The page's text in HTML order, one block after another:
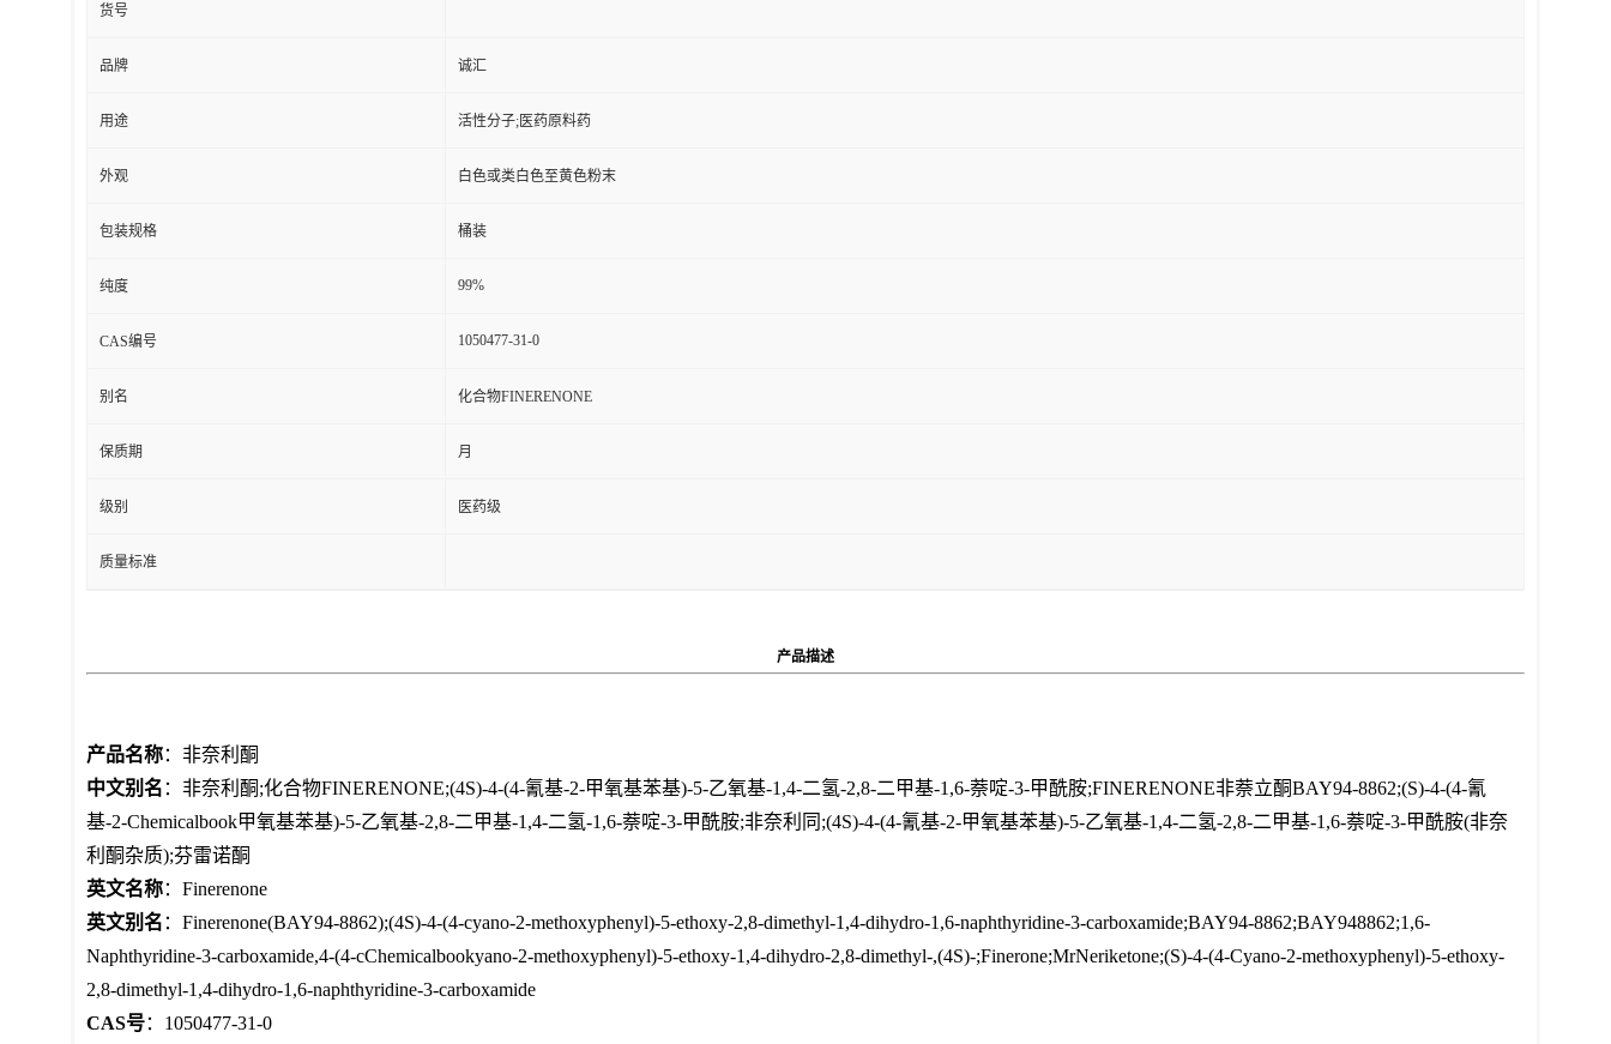
货号
品牌 诚汇
用途 活性分子;医药原料药
外观 白色或类白色至黄色粉末
包装规格 桶装
纯度 99%
CAS编号 1050477-31-0
别名 化合物FINERENONE
保质期 月
级别 医药级
质量标准
产品描述
产品名称：非奈利酮
中文别名 ：非奈利酮;化合物FINERENONE;(4S)-4-(4-氰基-2-甲氧基苯基)-5-乙氧基-1,4-二氢-2,8-二甲基-1,6-萘啶-3-甲酰胺;FINERENONE非萘立酮BAY94-8862;(S)-4-(4-氰
基-2-Chemicalbook甲氧基苯基)-5-乙氧基-2,8-二甲基-1,4-二氢-1,6-萘啶-3-甲酰胺;非奈利同;(4S)-4-(4-氰基-2-甲氧基苯基)-5-乙氧基-1,4-二氢-2,8-二甲基-1,6-萘啶-3-甲酰胺(非奈
利酮杂质);芬雷诺酮
英文名称：Finerenone
英文别名 ：Finerenone(BAY94-8862);(4S)-4-(4-cyano-2-methoxyphenyl)-5-ethoxy-2,8-dimethyl-1,4-dihydro-1,6-naphthyridine-3-carboxamide;BAY94-8862;BAY948862;1,6-
Naphthyridine-3-carboxamide,4-(4-cChemicalbookyano-2-methoxyphenyl)-5-ethoxy-1,4-dihydro-2,8-dimethyl-,(4S)-;Finerone;MrNeriketone;(S)-4-(4-Cyano-2-methoxyphenyl)-5-ethoxy-
2,8-dimethyl-1,4-dihydro-1,6-naphthyridine-3-carboxamide
CAS号：1050477-31-0